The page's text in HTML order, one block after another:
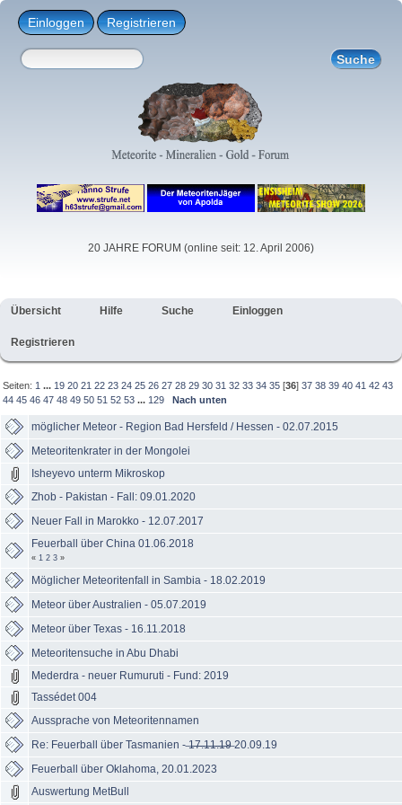
Einloggen Registrieren
20 JAHRE FORUM (online seit: 12. April 2006)
Übersicht Hilfe Suche Einloggen
Registrieren
Seiten: 1 ... 19 20 21 22 23 24 25 26 27 28 29 30 31 32 33 34 35 [36]37 38 39 40 41 42 43
44 45 46 47 48 49 50 51 52 53 ... 129 Nach unten
möglicher Meteor - Region Bad Hersfeld / Hessen - 02.07.2015
Meteoritenkrater in der Mongolei
Isheyevo unterm Mikroskop
Zhob - Pakistan - Fall: 09.01.2020
Neuer Fall in Marokko - 12.07.2017
Feuerball über China 01.06.2018
« 1 2 3 »
Möglicher Meteoritenfall in Sambia - 18.02.2019
Meteor über Australien - 05.07.2019
Meteor über Texas - 16.11.2018
Meteoritensuche in Abu Dhabi
Mederdra - neuer Rumuruti - Fund: 2019
Tassédet 004
Aussprache von Meteoritennamen
Re: Feuerball über Tasmanien - ̶1̶̶7̶̶.̶̶1̶̶1̶̶.̶̶1̶̶9̶ 20.09.19
Feuerball über Oklahoma, 20.01.2023
Auswertung MetBull